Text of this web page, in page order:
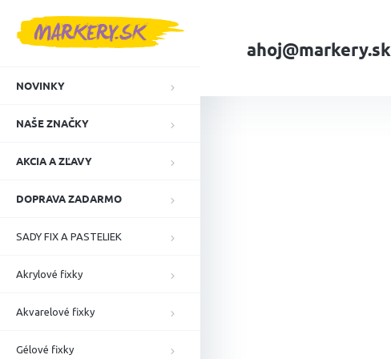
ahoj@markery.sk
NOVINKY
NAŠE ZNAČKY
AKCIA A ZĽAVY
DOPRAVA ZADARMO
SADY FIX A PASTELIEK
Akrylové fixky
Akvarelové fixky
Gélové fixky